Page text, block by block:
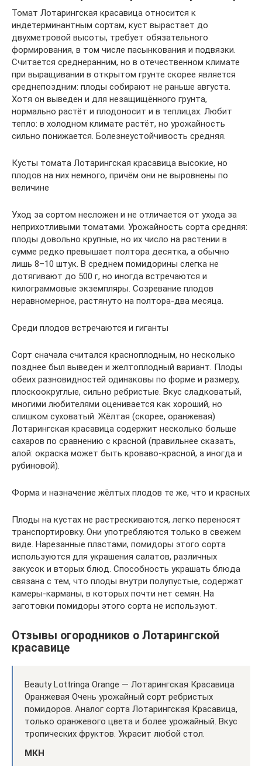
Томат Лотарингская красавица относится к
индетерминантным сортам, куст вырастает до
двухметровой высоты, требует обязательного
формирования, в том числе пасынкования и подвязки.
Считается среднеранним, но в отечественном климате
при выращивании в открытом грунте скорее является
среднепоздним: плоды собирают не раньше августа.
Хотя он выведен и для незащищённого грунта,
нормально растёт и плодоносит и в теплицах. Любит
тепло: в холодном климате растёт, но урожайность
сильно понижается. Болезнеустойчивость средняя.
Кусты томата Лотарингская красавица высокие, но
плодов на них немного, причём они не выровнены по
величине
Уход за сортом несложен и не отличается от ухода за
неприхотливыми томатами. Урожайность сорта средняя:
плоды довольно крупные, но их число на растении в
сумме редко превышает полтора десятка, а обычно
лишь 8–10 штук. В среднем помидорины слегка не
дотягивают до 500 г, но иногда встречаются и
килограммовые экземпляры. Созревание плодов
неравномерное, растянуто на полтора-два месяца.
Среди плодов встречаются и гиганты
Сорт сначала считался красноплодным, но несколько
позднее был выведен и желтоплодный вариант. Плоды
обеих разновидностей одинаковы по форме и размеру,
плоскоокруглые, сильно ребристые. Вкус сладковатый,
многими любителями оценивается как хороший, но
слишком суховатый. Жёлтая (скорее, оранжевая)
Лотарингская красавица содержит несколько больше
сахаров по сравнению с красной (правильнее сказать,
алой: окраска может быть кроваво-красной, а иногда и
рубиновой).
Форма и назначение жёлтых плодов те же, что и красных
Плоды на кустах не растрескиваются, легко переносят
транспортировку. Они употребляются только в свежем
виде. Нарезанные пластами, помидоры этого сорта
используются для украшения салатов, различных
закусок и вторых блюд. Способность украшать блюда
связана с тем, что плоды внутри полупустые, содержат
камеры-карманы, в которых почти нет семян. На
заготовки помидоры этого сорта не используют.
Отзывы огородников о Лотарингской
красавице
Beauty Lottringa Оrange — Лотарингская Красавица
Оранжевая Очень урожайный сорт ребристых
помидоров. Аналог сорта Лотарингская Красавица,
только оранжевого цвета и более урожайный. Вкус
тропических фруктов. Украсит любой стол.
МКН